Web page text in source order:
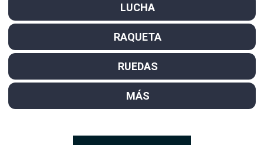
LUCHA
RAQUETA
RUEDAS
MÁS